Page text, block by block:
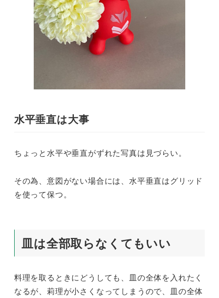
水平垂直は大事
ちょっと水平や垂直がずれた写真は見づらい。
その為、意図がない場合には、水平垂直はグリッド
を使って保つ。
皿は全部取らなくてもいい
料理を取るときにどうしても、皿の全体を入れたく
なるが、莉理が小さくなってしまうので、皿の全体